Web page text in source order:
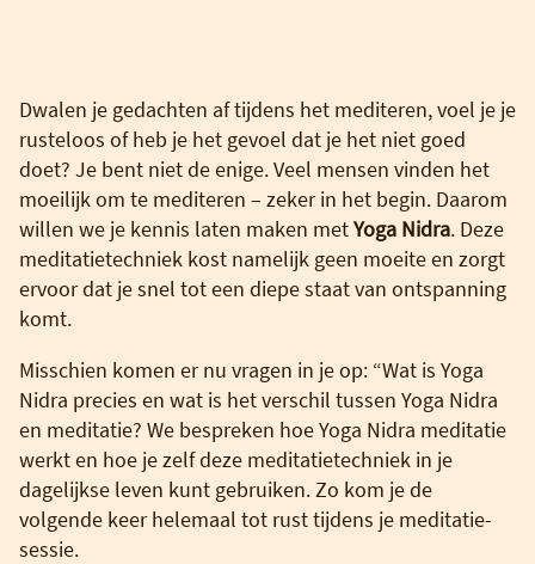
Dwalen je gedachten af tijdens het mediteren, voel je je
rusteloos of heb je het gevoel dat je het niet goed
doet? Je bent niet de enige. Veel mensen vinden het
moeilijk om te mediteren – zeker in het begin. Daarom
willen we je kennis laten maken metYoga Nidra. Deze
meditatietechniek kost namelijk geen moeite en zorgt
ervoor dat je snel tot een diepe staat van ontspanning
komt.
Misschien komen er nu vragen in je op: “Wat is Yoga
Nidra precies en wat is het verschil tussen Yoga Nidra
en meditatie? We bespreken hoe Yoga Nidra meditatie
werkt en hoe je zelf deze meditatietechniek in je
dagelijkse leven kunt gebruiken. Zo kom je de
volgende keer helemaal tot rust tijdens je meditatie-
sessie.